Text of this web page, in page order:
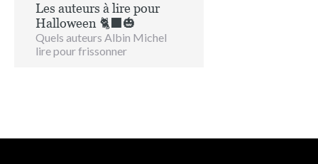
Les auteurs à lire pour
Halloween 🐈‍⬛🎃
Quels auteurs Albin Michel
lire pour frissonner